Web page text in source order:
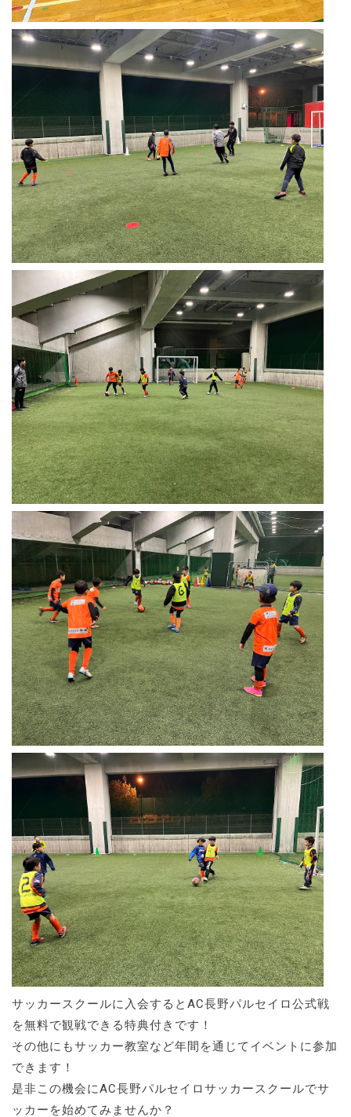
サッカースクールに入会するとAC長野パルセイロ公式戦
を無料で観戦できる特典付きです！
その他にもサッカー教室など年間を通じてイベントに参加
できます！
是非この機会にAC長野パルセイロサッカースクールでサ
ッカーを始めてみませんか？